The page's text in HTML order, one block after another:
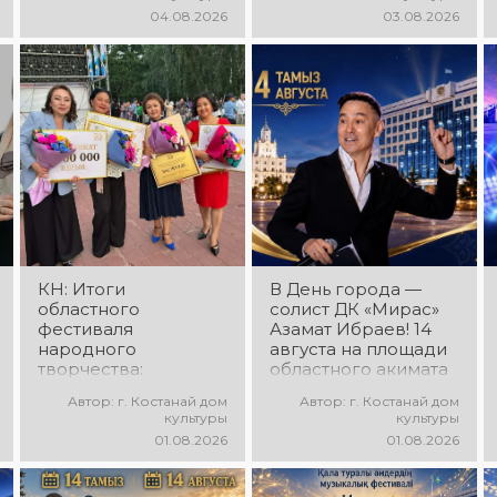
участием детских
творческих
коллективов
проекта «Даму бала»!
Вас ждут яркие
выступления юных
талантов,
прекрасные песни,
зажигательные
танцы и
праздничное
настроение!
04.08.2026
ансамбля танца
«Карнавал»!
ансамбля — Шамиль
Фахрутдинов. Вас
ждут зрелищные
хореографические
постановки, яркие
образы,
зажигательные
ритмы и
праздничное
настроение!
03.08.2026
КН: Итоги
областного
фестиваля
народного
творчества:
Автор: г. Костанай дом
культуры
01.08.2026
В День города —
солист ДК «Мирас»
Азамат Ибраев! 14
августа на площади
областного акимата
концертная
программа Азамата
Ибраева! Вас ждут
любимые песни,
яркое выступление,
Автор: г. Костанай дом
культуры
01.08.2026